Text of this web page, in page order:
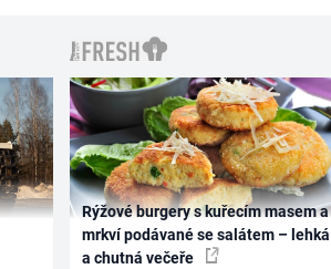
Rýžové burgery s kuřecím masem a
mrkví podávané se salátem – lehká
a chutná večeře